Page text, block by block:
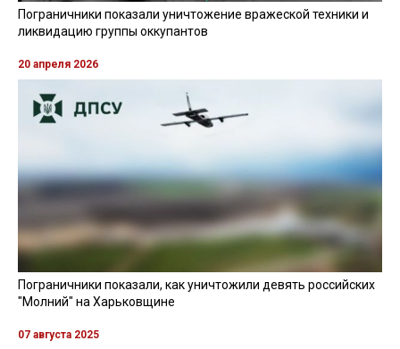
Пограничники показали уничтожение вражеской техники и
ликвидацию группы оккупантов
20 апреля 2026
Пограничники показали, как уничтожили девять российских
"Молний" на Харьковщине
07 августа 2025